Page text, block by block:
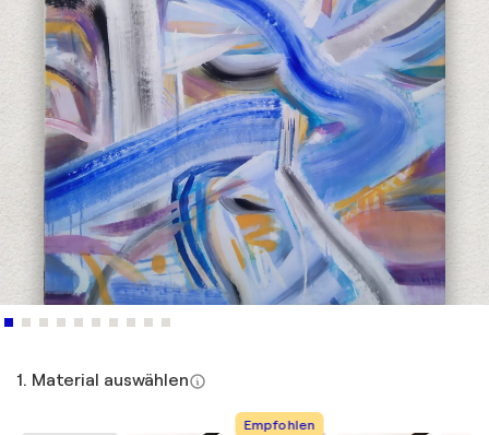
1. Material auswählen
Empfohlen